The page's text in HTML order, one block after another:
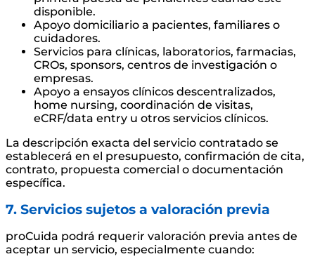
disponible.
Apoyo domiciliario a pacientes, familiares o
cuidadores.
Servicios para clínicas, laboratorios, farmacias,
CROs, sponsors, centros de investigación o
empresas.
Apoyo a ensayos clínicos descentralizados,
home nursing, coordinación de visitas,
eCRF/data entry u otros servicios clínicos.
La descripción exacta del servicio contratado se
establecerá en el presupuesto, confirmación de cita,
contrato, propuesta comercial o documentación
específica.
7. Servicios sujetos a valoración previa
proCuida podrá requerir valoración previa antes de
aceptar un servicio, especialmente cuando: